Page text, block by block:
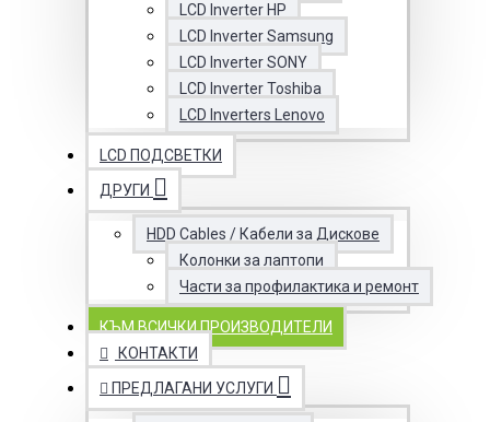
LCD Inverter HP
LCD Inverter Samsung
LCD Inverter SONY
LCD Inverter Toshiba
LCD Inverters Lenovo
LCD ПОДСВЕТКИ
ДРУГИ
HDD Cables / Кабели за Дискове
Колонки за лаптопи
Части за профилактика и ремонт
КЪМ ВСИЧКИ ПРОИЗВОДИТЕЛИ
КОНТАКТИ
ПРЕДЛАГАНИ УСЛУГИ